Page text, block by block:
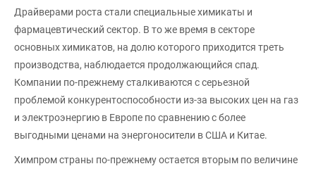
Драйверами роста стали специальные химикаты и
фармацевтический сектор. В то же время в секторе
основных химикатов, на долю которого приходится треть
производства, наблюдается продолжающийся спад.
Компании по-прежнему сталкиваются с серьезной
проблемой конкурентоспособности из-за высоких цен на газ
и электроэнергию в Европе по сравнению с более
выгодными ценами на энергоносители в США и Китае.
Химпром страны по-прежнему остается вторым по величине